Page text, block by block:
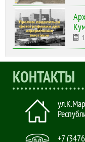
КОНТАКТЫ
+7